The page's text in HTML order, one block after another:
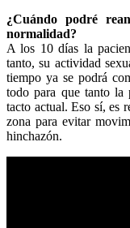
¿Cuándo podré
normalidad?
A los 10 días la
tanto, su actividad
tiempo ya se podrá
todo para que tanto la
tacto actual. Eso sí, es
zona para evitar
hinchazón.